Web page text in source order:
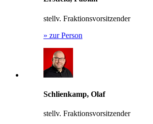
stellv. Fraktionsvorsitzender
» zur Person
Schlienkamp, Olaf
stellv. Fraktionsvorsitzender